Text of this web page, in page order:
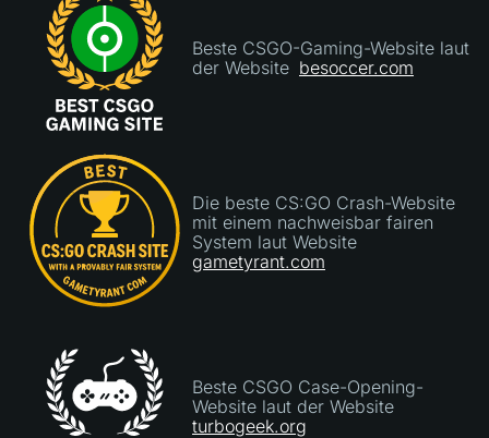
Beste CSGO-Gaming-Website laut
der Website besoccer.com
Die beste CS:GO Crash-Website
mit einem nachweisbar fairen
System laut Website
gametyrant.com
Beste CSGO Case-Opening-
Website laut der Website
turbogeek.org